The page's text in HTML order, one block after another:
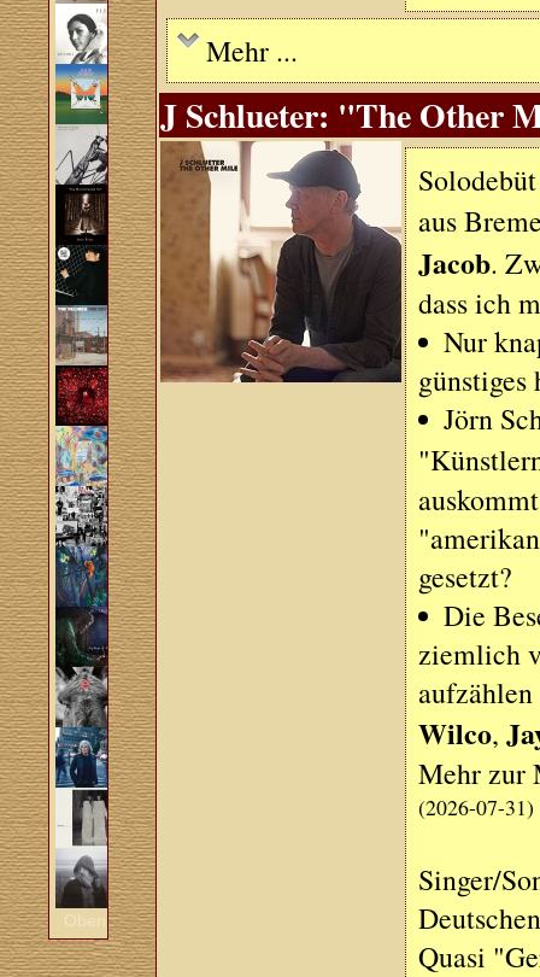
Oben
Mehr ...
J Schlueter: "The Other
aus
Jacob.
dass ich
Nur
Jörn
gesetzt?
Die
ziemlich
Wilco,
Mehr zur
(2026-07-31)
Singer/
Quasi